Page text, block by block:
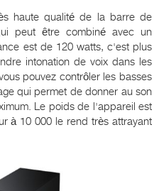
haute qualité de la barre de
peut être combiné avec un
est de 120 watts, c'est plus
intonation de voix dans les
pouvez contrôler les basses
qui permet de donner au son
Le poids de l'appareil est
à 10 000 le rend très attrayant